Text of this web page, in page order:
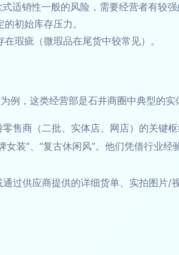
适销性一般的风险，需要经营者有较强
初始库存压力。
瑕疵（微瑕品在尾货中较常见）。
例，这类经营部是石井商圈中典型的实
售商（二批、实体店、网店）的关键枢
女装”、“复古休闲风”。他们凭借行业
过供应商提供的详细货单、实拍图片